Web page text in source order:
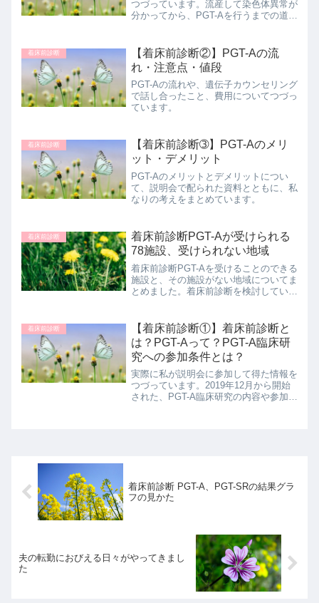
つづっています。流産して染色体異常が
分かってから、PGT-Aを行うまでの道の
着床前診断
【着床前診断②】PGT-Aの流
れ・注意点・値段
PGT-Aの流れや、遺伝子カウンセリング
で話し合ったこと、費用についてつづっ
ています。
着床前診断
【着床前診断➂】PGT-Aのメリ
ット・デメリット
PGT-Aのメリットとデメリットについ
て、説明会で配られた資料とともに、私
なりの考えをまとめています。
着床前診断
着床前診断PGT-Aが受けられる
78施設、受けられない地域
着床前診断PGT-Aを受けることのできる
施設と、その施設がない地域についてま
とめました。着床前診断を検討している
着床前診断
【着床前診断①】着床前診断と
は？PGT-Aって？PGT-A臨床研
究への参加条件とは？
実際に私が説明会に参加して得た情報を
つづっています。2019年12月から開始
された、PGT-A臨床研究の内容や参加条
着床前診断 PGT-A、PGT-SRの結果グラ
フの見かた
夫の転勤におびえる日々がやってきまし
た